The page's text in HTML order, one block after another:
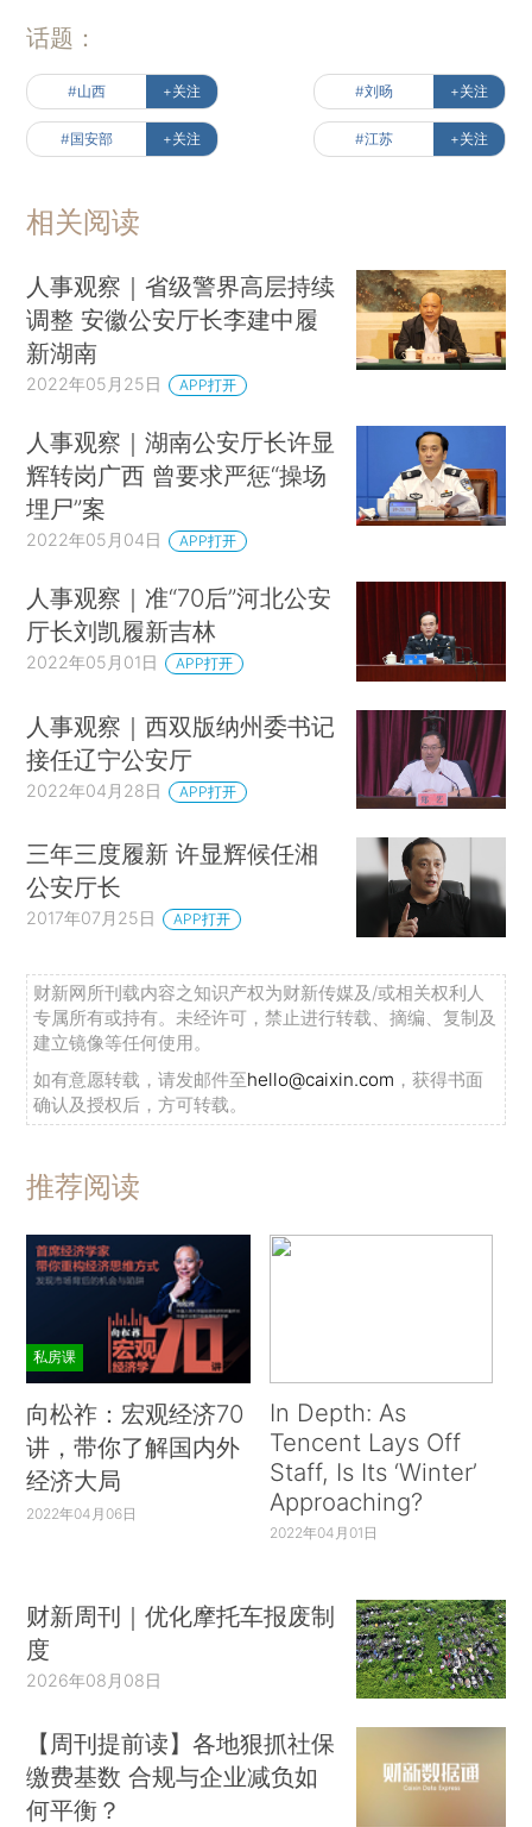
话题：
#山西 +关注 #刘旸 +关注
#国安部 +关注 #江苏 +关注
相关阅读
人事观察｜省级警界高层持续
调整 安徽公安厅长李建中履
新湖南
2022年05月25日 APP打开
人事观察｜湖南公安厅长许显
辉转岗广西 曾要求严惩“操场
埋尸”案
2022年05月04日 APP打开
人事观察｜准“70后”河北公安
厅长刘凯履新吉林
2022年05月01日 APP打开
人事观察｜西双版纳州委书记
接任辽宁公安厅
2022年04月28日 APP打开
三年三度履新 许显辉候任湘
公安厅长
2017年07月25日 APP打开
财新网所刊载内容之知识产权为财新传媒及/或相关权利人
专属所有或持有。未经许可，禁止进行转载、摘编、复制及
建立镜像等任何使用。
如有意愿转载，请发邮件至hello@caixin.com ，获得书面
确认及授权后，方可转载。
推荐阅读
私房课
向松祚：宏观经济70
讲，带你了解国内外
经济大局
2022年04月06日
In Depth: As
Tencent Lays Off
Staff, Is Its ‘Winter’
Approaching?
2022年04月01日
财新周刊｜优化摩托车报废制
度
2026年08月08日
【周刊提前读】各地狠抓社保
缴费基数 合规与企业减负如
何平衡？